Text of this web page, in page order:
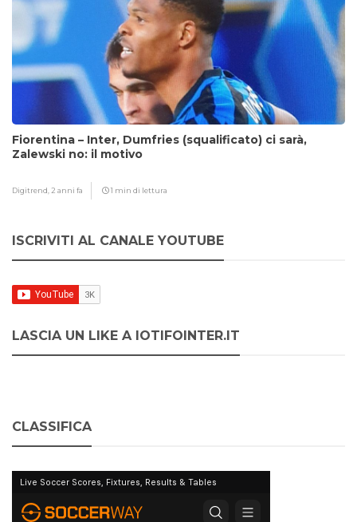
Fiorentina – Inter, Dumfries (squalificato) ci sarà,
Zalewski no: il motivo
Digitrend, 2 anni fa 1 min di lettura
ISCRIVITI AL CANALE YOUTUBE
LASCIA UN LIKE A IOTIFOINTER.IT
CLASSIFICA